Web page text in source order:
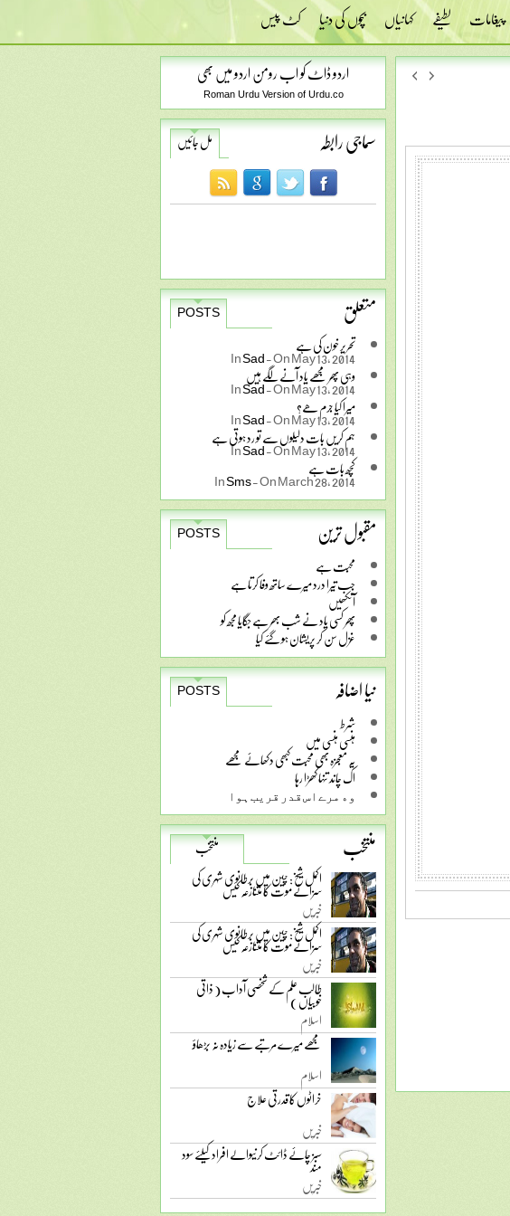
پیغامات لطیفے کہانیاں بچوں کی دنیا کٹ پیس
اردو ڈاٹ کو اب رومن اردو میں بھی
Roman Urdu Version of Urdu.co
سماجی رابطہ مل جائیں
متعلق
POSTS
تحریر خون کی ہے
InSad-On May 13, 2014
وہی پھر مجھے یاد آنے لگے ہیں InSad-On May 13, 2014
میرا کیا جرم ھے؟ InSad-On May 13, 2014
ہم کریں بات دلیلوں سے تو رد ہوتی ہے
InSad-On May 13, 2014
کچھ بات ہے InSms-On March 28, 2014
مقبول ترین
POSTS
محبت ہے
جب تیرا درد میرے ساتھ وفا کرتا ہے
آنکھیں
پھر کسی یاد نے شب بھر ہے جگایا مجھ کو
غزل سن کر پریشان ہو گئے کیا
نیا اضافہ
POSTS
شرط
ہنسی ہنسی میں
یہ معجزہ بھی محبت کبھی دکھائے مجھے
اک چاند تنہا کھڑا رہا
ﻭﮦ ﻣﺮﮮ ﺍﺱ ﻗﺪﺭ ﻗﺮﯾﺐ ﮨﻮﺍ
منتخب
منتخب
اکمل شیخ: چین میں برطانوی شہری کی
سزائے موت کا متنازعہ کیس
خبریں
اکمل شیخ: چین میں برطانوی شہری کی
سزائے موت کا متنازعہ کیس
خبریں
طالب علم کے شخصی آداب ( ذاتی
خوبیاں )
اسلام
مجھے میرے مرتبے سے زیادہ نہ بڑھاؤ
اسلام
خراٹوں کا قدرتی علاج
خبریں
سبز چائے ڈائٹ کرنیوالے افراد کیلئے سود
مند
خبریں